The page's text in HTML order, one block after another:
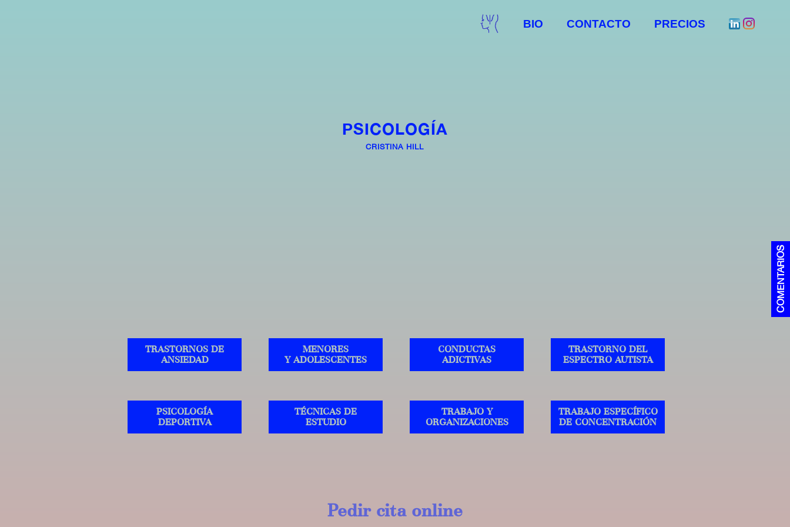
BIO CONTACTO PRECIOS
PSICOLOGÍA
CRISTINA HILL
TRASTORNOS DE
ANSIEDAD
MENORES
Y ADOLESCENTES
CONDUCTAS
ADICTIVAS
TRASTORNO DEL
ESPECTRO AUTISTA
PSICOLOGÍA
DEPORTIVA
TÉCNICAS DE
ESTUDIO
TRABAJO Y
ORGANIZACIONES
TRABAJO ESPECÍFICO
DE CONCENTRACIÓN
Pedir cita online
COMENTARIOS